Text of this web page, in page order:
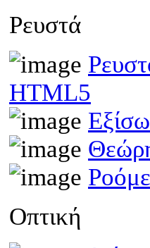
Ρευστά
HTML5
Οπτική